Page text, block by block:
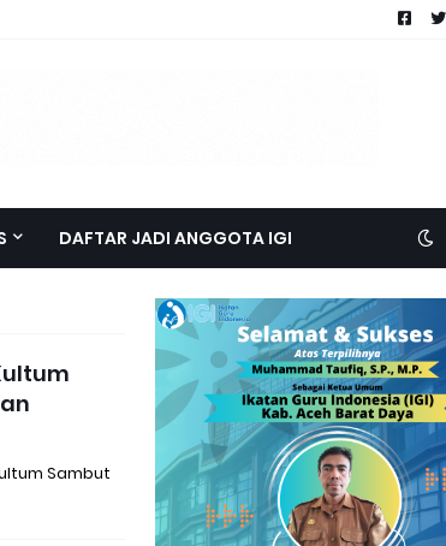
DAFTAR JADI ANGGOTA IGI
Sambut